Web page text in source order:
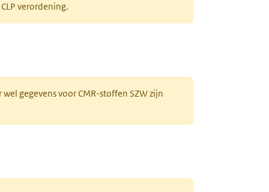
verordening.
gegevens voor CMR-stoffen SZW zijn